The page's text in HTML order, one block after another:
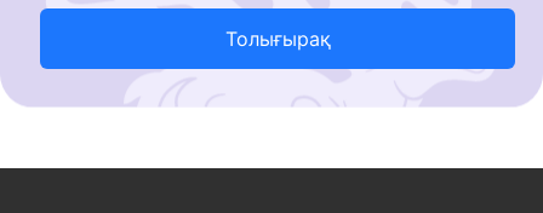
Толығырақ